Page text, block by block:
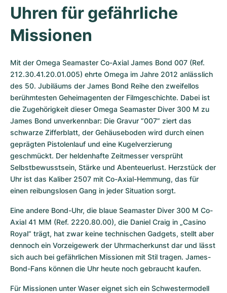
Uhren für gefährliche
Missionen
Mit der Omega Seamaster Co-Axial James Bond 007 (Ref.
212.30.41.20.01.005) ehrte Omega im Jahre 2012 anlässlich
des 50. Jubiläums der James Bond Reihe den zweifellos
berühmtesten Geheimagenten der Filmgeschichte. Dabei ist
die Zugehörigkeit dieser Omega Seamaster Diver 300 M zu
James Bond unverkennbar: Die Gravur “007” ziert das
schwarze Zifferblatt, der Gehäuseboden wird durch einen
geprägten Pistolenlauf und eine Kugelverzierung
geschmückt. Der heldenhafte Zeitmesser versprüht
Selbstbewusstsein, Stärke und Abenteuerlust. Herzstück der
Uhr ist das Kaliber 2507 mit Co-Axial-Hemmung, das für
einen reibungslosen Gang in jeder Situation sorgt.
Eine andere Bond-Uhr, die blaue Seamaster Diver 300 M Co-
Axial 41 MM (Ref. 2220.80.00), die Daniel Craig in „Casino
Royal“ trägt, hat zwar keine technischen Gadgets, stellt aber
dennoch ein Vorzeigewerk der Uhrmacherkunst dar und lässt
sich auch bei gefährlichen Missionen mit Stil tragen. James-
Bond-Fans können die Uhr heute noch gebraucht kaufen.
Für Missionen unter Waser eignet sich ein Schwestermodell